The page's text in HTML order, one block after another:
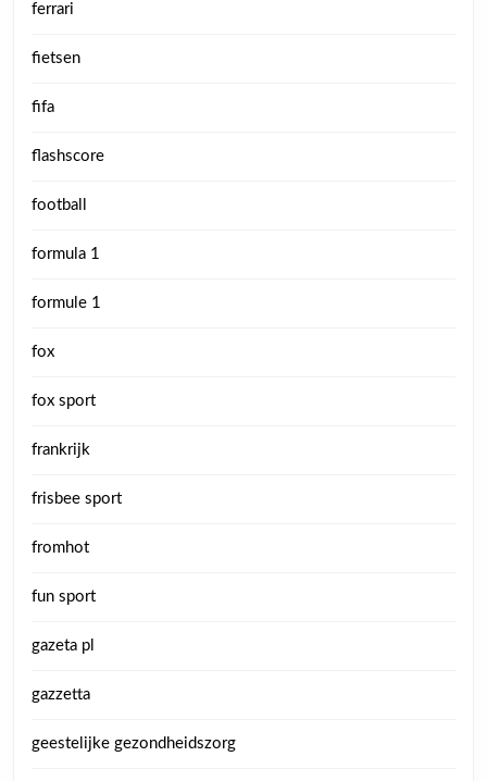
ferrari
fietsen
fifa
flashscore
football
formula 1
formule 1
fox
fox sport
frankrijk
frisbee sport
fromhot
fun sport
gazeta pl
gazzetta
geestelijke gezondheidszorg